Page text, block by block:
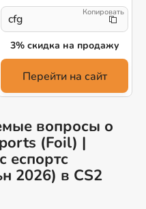
cfg
3% скидка на продажу
Перейти на сайт
вопросы о
(Foil) |
еспортс
2026) в CS2